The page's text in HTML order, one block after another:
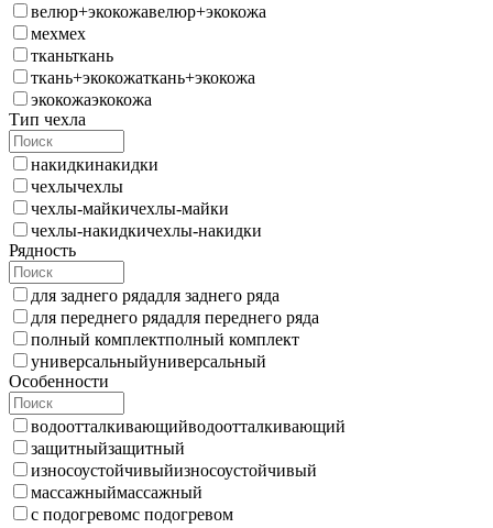
велюр+экокожавелюр+экокожа
мехмех
тканьткань
ткань+экокожаткань+экокожа
экокожаэкокожа
Тип чехла
накидкинакидки
чехлычехлы
чехлы-майкичехлы-майки
чехлы-накидкичехлы-накидки
Рядность
для заднего рядадля заднего ряда
для переднего рядадля переднего ряда
полный комплектполный комплект
универсальныйуниверсальный
Особенности
водоотталкивающийводоотталкивающий
защитныйзащитный
износоустойчивыйизносоустойчивый
массажныймассажный
с подогревомс подогревом